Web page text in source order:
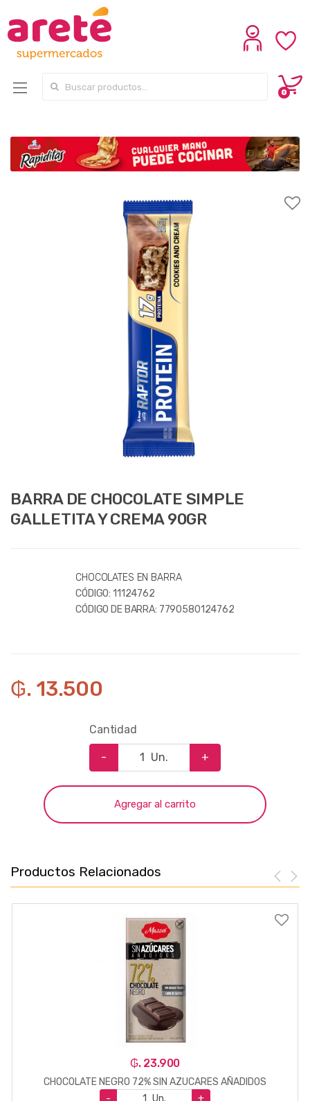
Search for:
0
BARRA DE CHOCOLATE SIMPLE
GALLETITA Y CREMA 90GR
CHOCOLATES EN BARRA
CÓDIGO: 11124762
CÓDIGO DE BARRA: 7790580124762
₲. 13.500
Cantidad
- Un. +
Agregar al carrito
Productos Relacionados
₲. 23.900
CHOCOLATE NEGRO 72% SIN AZUCARES AÑADIDOS